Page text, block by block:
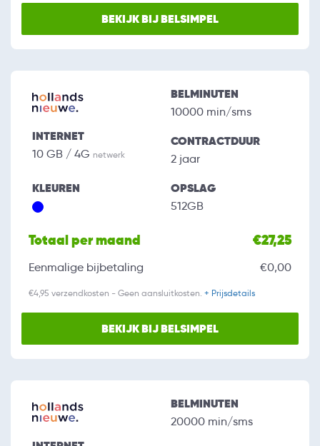
BEKIJK BIJ BELSIMPEL
INTERNET
10 GB / 4G netwerk
BELMINUTEN
10000 min/sms
CONTRACTDUUR
2 jaar
KLEUREN OPSLAG
512GB
Totaal per maand €27,25
Eenmalige bijbetaling €0,00
€4,95 verzendkosten - Geen aansluitkosten. + Prijsdetails
BEKIJK BIJ BELSIMPEL
BELMINUTEN
20000 min/sms